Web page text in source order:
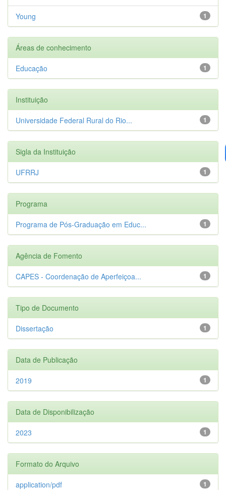
1
Young
Áreas de conhecimento
1
Educação
Instituição
1
Universidade Federal Rural do Rio...
Sigla da Instituição
1
UFRRJ
Programa
1
Programa de Pós-Graduação em Educ...
Agência de Fomento
1
CAPES - Coordenação de Aperfeiçoa...
Tipo de Documento
1
Dissertação
Data de Publicação
1
2019
Data de Disponibilização
1
2023
Formato do Arquivo
1
application/pdf